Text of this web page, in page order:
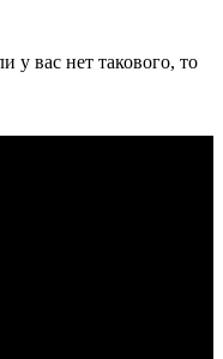
вас нет такового, то